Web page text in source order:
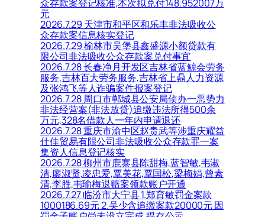
众存款案登记核准,本次拟兑付148.952007万
元
2026.7.29 天津市和平区和乐丰非法吸收公
众存款案信息核实登记
2026.7.29 榆林市吴堡县鑫盛源小额贷款有
限公司非法吸收公众存款案兑付事宜
2026.7.28 长春净月开发区吉林省蓝鲸会劳务
服务,吉林百大劳务服务,吉林省上鼎人力资源
及张鸿飞等人诈骗案件报案登记
2026.7.28 周口市郸城县公安局侦办一恶势力
非法经营案(非法放贷)追缴违法所得500余
万元,328名借款人一年内申请退还
2026.7.28 重庆市渝中区赵贵武等涉重庆耀益
仕佳贸易有限公司非法吸收公众存款罪一案
集资人信息登记核实
2026.7.28 柳州市鹿寨县陈甜梅,蓝智敏,韦淑
清,廖淑贤,凌忠爱,覃美花,覃国松,梁梅娟,曾素
清,李胜,韦瑜梅退赔案领款账户开通
2026.7.27 临汾市大宁县 1.郑育敏罚金案款
1000186.69元 2.吴少含追缴案款20000元 因